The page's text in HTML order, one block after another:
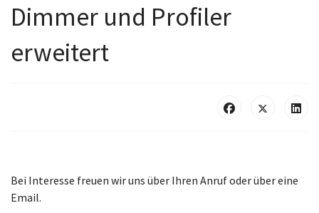
Dimmer und Profiler
erweitert
Bei Interesse freuen wir uns über Ihren Anruf oder über eine
Email.